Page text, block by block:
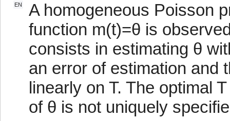
EN
A homogeneous Poisson
function m(t)=θ is
consists in estimating θ
an error of estimation and
linearly on T. The optimal
of θ is not uniquely